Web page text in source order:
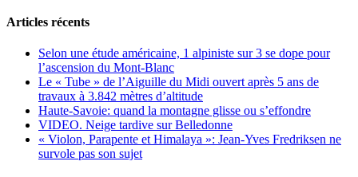
Articles récents
Selon une étude américaine, 1 alpiniste sur 3 se dope pour
l’ascension du Mont-Blanc
Le « Tube » de l’Aiguille du Midi ouvert après 5 ans de
travaux à 3.842 mètres d’altitude
Haute-Savoie: quand la montagne glisse ou s’effondre
VIDEO. Neige tardive sur Belledonne
« Violon, Parapente et Himalaya »: Jean-Yves Fredriksen ne
survole pas son sujet